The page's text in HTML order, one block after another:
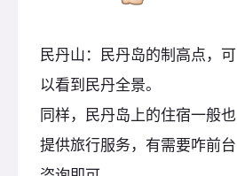
民丹山：民丹岛的制高点，可
以看到民丹全景。
同样，民丹岛上的住宿一般也
提供旅行服务，有需要咋前台